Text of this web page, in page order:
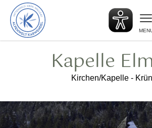
zurück
zur
Startseite
Kapelle
Kirchen/Kapelle - Krün